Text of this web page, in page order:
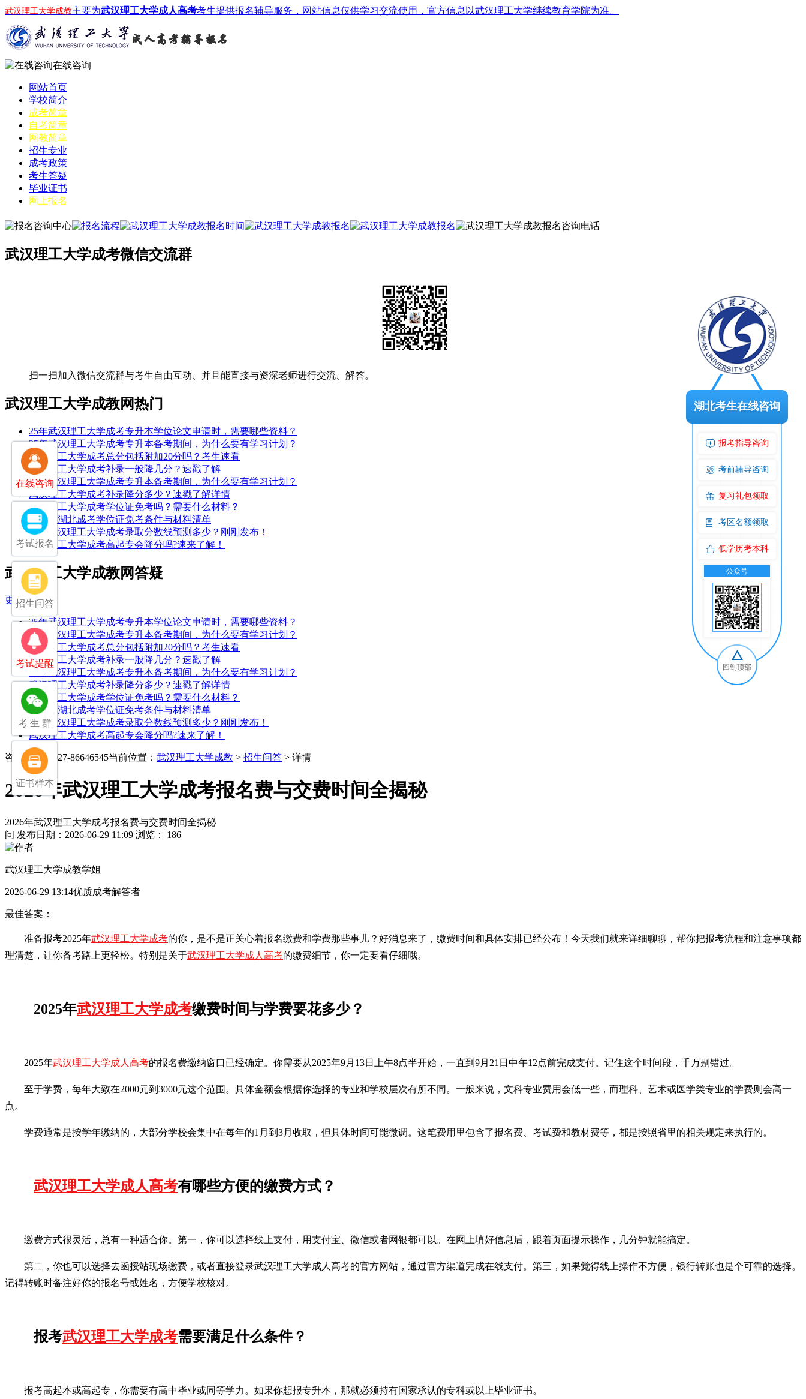
武汉理工大学成教主要为武汉理工大学成人高考考生提供报名辅导服务，网站信息仅供学习交流使用，官方信息以武汉理工大学继续教育学院为准。
在线咨询
网站首页
学校简介
成考简章
自考简章
网教简章
招生专业
成考政策
考生答疑
毕业证书
网上报名
武汉理工大学成考微信交流群
扫一扫加入微信交流群与考生自由互动、并且能直接与资深老师进行交流、解答。
武汉理工大学成教网热门
25年武汉理工大学成考专升本学位论文申请时，需要哪些资料？
25年武汉理工大学成考专升本备考期间，为什么要有学习计划？
武汉理工大学成考总分包括附加20分吗？考生速看
武汉理工大学成考补录一般降几分？速戳了解
25年武汉理工大学成考专升本备考期间，为什么要有学习计划？
武汉理工大学成考补录降分多少？速戳了解详情
武汉理工大学成考学位证免考吗？需要什么材料？
2026年湖北成考学位证免考条件与材料清单
2025武汉理工大学成考录取分数线预测多少？刚刚发布！
武汉理工大学成考高起专会降分吗?速来了解！
武汉理工大学成教网答疑
更多>>
25年武汉理工大学成考专升本学位论文申请时，需要哪些资料？
25年武汉理工大学成考专升本备考期间，为什么要有学习计划？
武汉理工大学成考总分包括附加20分吗？考生速看
武汉理工大学成考补录一般降几分？速戳了解
25年武汉理工大学成考专升本备考期间，为什么要有学习计划？
武汉理工大学成考补录降分多少？速戳了解详情
武汉理工大学成考学位证免考吗？需要什么材料？
2026年湖北成考学位证免考条件与材料清单
2025武汉理工大学成考录取分数线预测多少？刚刚发布！
武汉理工大学成考高起专会降分吗?速来了解！
咨询电话：027-86646545当前位置： 武汉理工大学成教 > 招生问答 > 详情
2026年武汉理工大学成考报名费与交费时间全揭秘
2026年武汉理工大学成考报名费与交费时间全揭秘
问 发布日期：2026-06-29 11:09 浏览： 186
武汉理工大学成教学姐
2026-06-29 13:14优质成考解答者
最佳答案：
准备报考2025年武汉理工大学成考的你，是不是正关心着报名缴费和学费那些事儿？好消息来了，缴费时间和具体安排已经公布！今天我们就来详细聊聊，帮你把报考流程和注意事项都
理清楚，让你备考路上更轻松。特别是关于武汉理工大学成人高考的缴费细节，你一定要看仔细哦。
2025年武汉理工大学成考缴费时间与学费要花多少？
2025年武汉理工大学成人高考的报名费缴纳窗口已经确定。你需要从2025年9月13日上午8点半开始，一直到9月21日中午12点前完成支付。记住这个时间段，千万别错过。
至于学费，每年大致在2000元到3000元这个范围。具体金额会根据你选择的专业和学校层次有所不同。一般来说，文科专业费用会低一些，而理科、艺术或医学类专业的学费则会高一
点。
学费通常是按学年缴纳的，大部分学校会集中在每年的1月到3月收取，但具体时间可能微调。这笔费用里包含了报名费、考试费和教材费等，都是按照省里的相关规定来执行的。
武汉理工大学成人高考有哪些方便的缴费方式？
缴费方式很灵活，总有一种适合你。第一，你可以选择线上支付，用支付宝、微信或者网银都可以。在网上填好信息后，跟着页面提示操作，几分钟就能搞定。
第二，你也可以选择去函授站现场缴费，或者直接登录武汉理工大学成人高考的官方网站，通过官方渠道完成在线支付。第三，如果觉得线上操作不方便，银行转账也是个可靠的选择。
记得转账时备注好你的报名号或姓名，方便学校核对。
报考武汉理工大学成考需要满足什么条件？
报考高起本或高起专，你需要有高中毕业或同等学力。如果你想报专升本，那就必须持有国家承认的专科或以上毕业证书。
在线咨询
考试报名
招生问答
考试提醒
考 生 群
证书样本
湖北考生在线咨询
报考指导咨询
考前辅导咨询
复习礼包领取
考区名额领取
低学历考本科
公众号
回到顶部